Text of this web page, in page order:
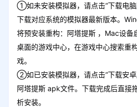
①如未安装模拟器，请点击“下载电
下载对应系统的模拟器最新版本。
将预安装重构：阿塔提斯 ，Mac设备
桌面的游戏中心，在游戏中心搜索重
戏。
②如已安装模拟器，请点击“下载安卓
阿塔提斯 apk文件。下载完成后直接
析安装。